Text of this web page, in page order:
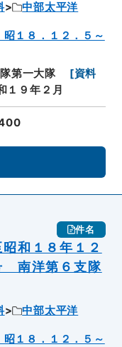
中部太平洋
１８．１２．５～
第一大隊 [資料
１９年２月
件名
和１８年１２
南洋第６支隊
中部太平洋
１８．１２．５～